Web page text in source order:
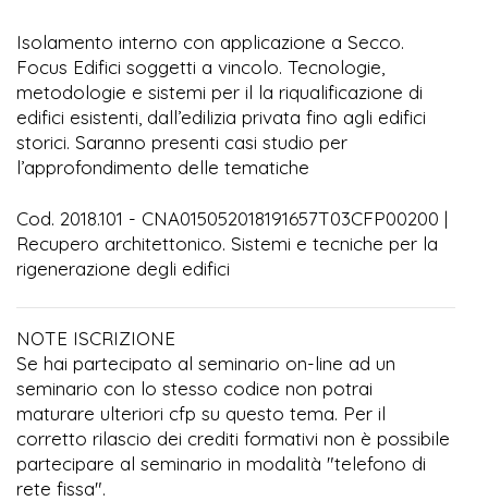
Isolamento interno con applicazione a Secco.
Focus Edifici soggetti a vincolo. Tecnologie,
metodologie e sistemi per il la riqualificazione di
edifici esistenti, dall’edilizia privata fino agli edifici
storici. Saranno presenti casi studio per
l’approfondimento delle tematiche
Cod. 2018.101 - CNA015052018191657T03CFP00200 |
Recupero architettonico. Sistemi e tecniche per la
rigenerazione degli edifici
NOTE ISCRIZIONE
Se hai partecipato al seminario on-line ad un
seminario con lo stesso codice non potrai
maturare ulteriori cfp su questo tema. Per il
corretto rilascio dei crediti formativi non è possibile
partecipare al seminario in modalità "telefono di
rete fissa".